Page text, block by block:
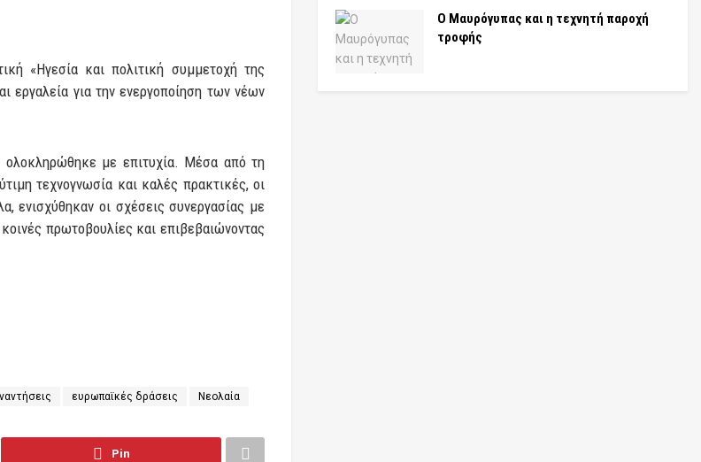
«Ηγεσία και πολιτική συμμετοχή της
εργαλεία για την ενεργοποίηση των νέων
με επιτυχία. Μέσα από τη
τεχνογνωσία και καλές πρακτικές, οι
ενισχύθηκαν οι σχέσεις συνεργασίας με
πρωτοβουλίες και επιβεβαιώνοντας
ευρωπαϊκές δράσεις Νεολαία
Pin
Ο Μαυρόγυπας και η τεχνητή παροχή
τροφής